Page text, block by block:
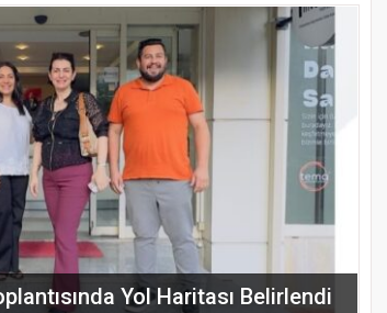
KAHRAMANMARAŞ’A